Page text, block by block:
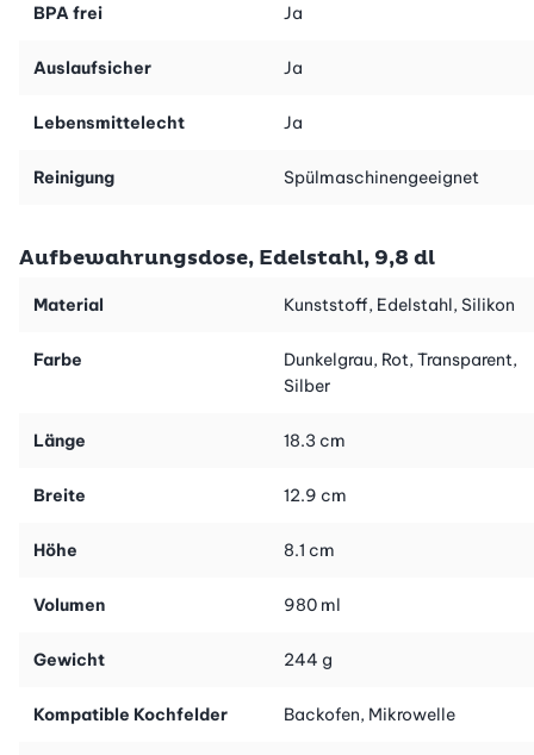
BPA frei Ja
Auslaufsicher Ja
Lebensmittelecht Ja
Reinigung Spülmaschinengeeignet
Aufbewahrungsdose, Edelstahl, 9,8 dl
Material Kunststoff, Edelstahl, Silikon
Farbe
Dunkelgrau, Rot, Transparent,
Silber
Länge 18.3 cm
Breite 12.9 cm
Höhe 8.1 cm
Volumen 980 ml
Gewicht 244 g
Kompatible Kochfelder Backofen, Mikrowelle